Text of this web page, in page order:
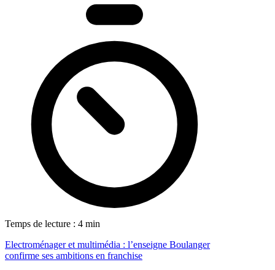
Temps de lecture : 4 min
Electroménager et multimédia : l’enseigne Boulanger
confirme ses ambitions en franchise